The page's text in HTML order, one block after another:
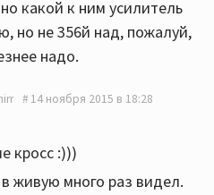
какой к ним усилитель
но не 356й над, пожалуй,
надо.
14 ноября 2015 в 18:28
кросс :)))
живую много раз видел.